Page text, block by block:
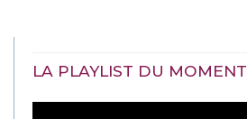
LA PLAYLIST DU MOMENT